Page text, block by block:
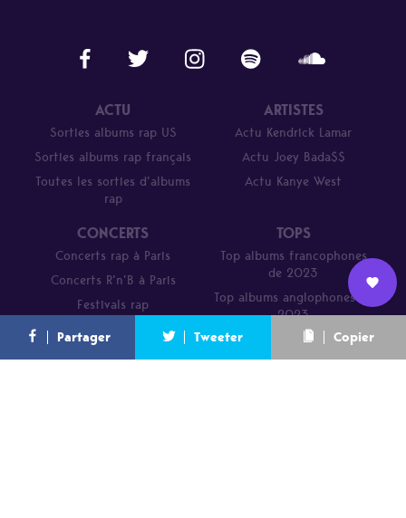
L’équipe
Nous
rejoindre
Newsletter
Partager Tweeter Copier
ACTU
Sorties albums rap US
Sorties albums rap français
Toutes les sorties d’albums
rap
ARTISTES
Actu Kendrick Lamar
Actu Joey Bada$$
Actu Kanye West
CONCERTS
Concerts rap à Paris
Concerts R’n’B à Paris
Festivals rap
TOPS
Top albums francophones
de 2023
Top albums anglophones de
2023
Parcours de DJ Mehdi en 20
titres